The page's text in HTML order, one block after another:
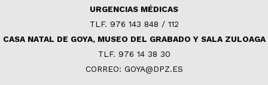
URGENCIAS MÉDICAS
TLF. 976 143 848 / 112
CASA NATAL DE GOYA, MUSEO DEL GRABADO Y SALA ZULOAGA
TLF. 976 14 38 30
CORREO: GOYA@DPZ.ES